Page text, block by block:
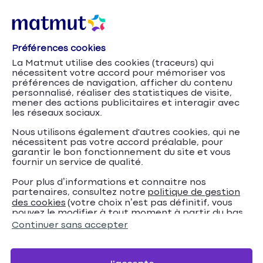
Accueil
Alarme et télésurveillance : protégez votre maison
ou votre appartement avec IMA Protect
Conseils
Alarme
avec un chien, un chat : quel modèle est compatible
Préférences cookies
La Matmut utilise des cookies (traceurs) qui
nécessitent votre accord pour mémoriser vos
préférences de navigation, afficher du contenu
personnalisé, réaliser des statistiques de visite,
mener des actions publicitaires et interagir avec
les réseaux sociaux.
Nous utilisons également d'autres cookies, qui ne
nécessitent pas votre accord préalable, pour
garantir le bon fonctionnement du site et vous
fournir un service de qualité.
Pour plus d’informations et connaitre nos
partenaires, consultez notre politique de gestion
des cookies (votre choix n’est pas définitif, vous
pouvez le modifier à tout moment à partir du bas
de page de notre site).
Continuer sans accepter